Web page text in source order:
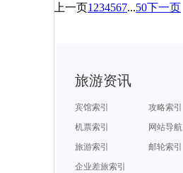
上一页1 234567...50下一页
旅游资讯
宾馆索引
攻略索引
机票索引
网站导航
旅游索引
邮轮索引
企业差旅索引